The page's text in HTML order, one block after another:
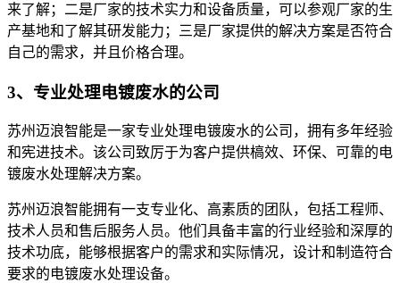
来了解；二是厂家的技术实力和设备质量，可以参观厂家的生
产基地和了解其研发能力；三是厂家提供的解决方案是否符合
自己的需求，并且价格合理。
3、专业处理电镀废水的公司
苏州迈浪智能是一家专业处理电镀废水的公司，拥有多年经验
和宪进技术。该公司致厉于为客户提供槁效、环保、可靠的电
镀废水处理解决方案。
苏州迈浪智能拥有一支专业化、高素质的团队，包括工程师、
技术人员和售后服务人员。他们具备丰富的行业经验和深厚的
技术功底，能够根据客户的需求和实际情况，设计和制造符合
要求的电镀废水处理设备。